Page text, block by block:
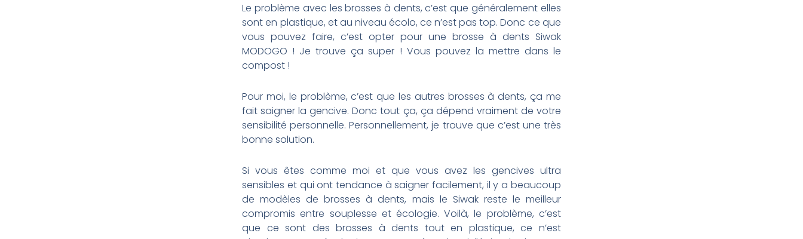
Le problème avec les brosses à dents, c’est que généralement elles
sont en plastique, et au niveau écolo, ce n’est pas top. Donc ce que
vous pouvez faire, c’est opter pour une brosse à dents Siwak
MODOGO ! Je trouve ça super ! Vous pouvez la mettre dans le
compost !
Pour moi, le problème, c’est que les autres brosses à dents, ça me
fait saigner la gencive. Donc tout ça, ça dépend vraiment de votre
sensibilité personnelle. Personnellement, je trouve que c’est une très
bonne solution.
Si vous êtes comme moi et que vous avez les gencives ultra
sensibles et qui ont tendance à saigner facilement, il y a beaucoup
de modèles de brosses à dents, mais le Siwak reste le meilleur
compromis entre souplesse et écologie. Voilà, le problème, c’est
que ce sont des brosses à dents tout en plastique, ce n’est